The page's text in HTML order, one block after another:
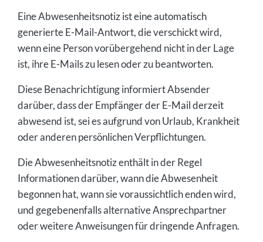
Eine Abwesenheitsnotiz ist eine automatisch
generierte E-Mail-Antwort, die verschickt wird,
wenn eine Person vorübergehend nicht in der Lage
ist, ihre E-Mails zu lesen oder zu beantworten.
Diese Benachrichtigung informiert Absender
darüber, dass der Empfänger der E-Mail derzeit
abwesend ist, sei es aufgrund von Urlaub, Krankheit
oder anderen persönlichen Verpflichtungen.
Die Abwesenheitsnotiz enthält in der Regel
Informationen darüber, wann die Abwesenheit
begonnen hat, wann sie voraussichtlich enden wird,
und gegebenenfalls alternative Ansprechpartner
oder weitere Anweisungen für dringende Anfragen.